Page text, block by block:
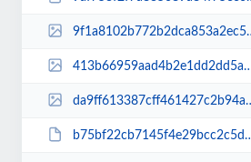
9f1a8102b772b2dca853a2ec5be2f7b2.jpg
413b66959aad4b2e1dd2dd5a209b29c8.jpg
da9ff613387cff461427c2b94a892611.jpg
b75bf22cb7145f4e29bcc2c5de406847.pdf